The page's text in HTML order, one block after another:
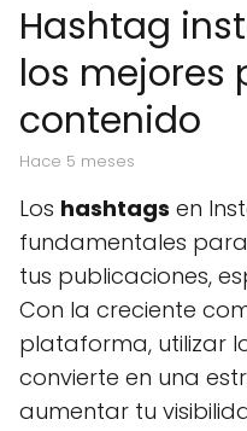
Hashtag
los mejores
contenido
hace 5 meses
Los hashtags en
fundamentales
tus publicaciones,
Con la creciente
plataforma, utilizar
convierte en una
aumentar tu